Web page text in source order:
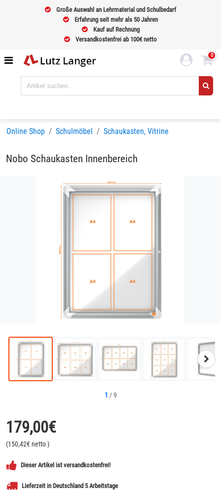
Große Auswahl an Lehrmaterial und Schulbedarf
Erfahrung seit mehr als 50 Jahren
Kauf auf Rechnung
Versandkostenfrei ab 100€ netto
0
Online Shop Schulmöbel Schaukasten, Vitrine
Nobo Schaukasten Innenbereich
Bild
1 /9
179,00€
(150,42€ netto)
Dieser Artikel ist versandkostenfrei!
Lieferzeit in Deutschland 5 Arbeitstage